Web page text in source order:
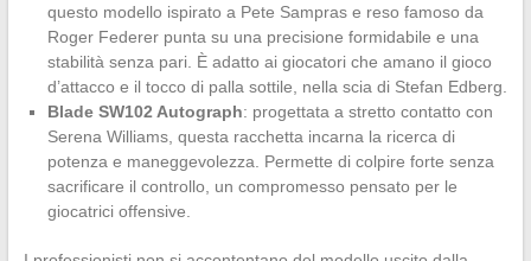
questo modello ispirato a Pete Sampras e reso famoso da
Roger Federer punta su una precisione formidabile e una
stabilità senza pari. È adatto ai giocatori che amano il gioco
d’attacco e il tocco di palla sottile, nella scia di Stefan Edberg.
Blade SW102 Autograph: progettata a stretto contatto con
Serena Williams, questa racchetta incarna la ricerca di
potenza e maneggevolezza. Permette di colpire forte senza
sacrificare il controllo, un compromesso pensato per le
giocatrici offensive.